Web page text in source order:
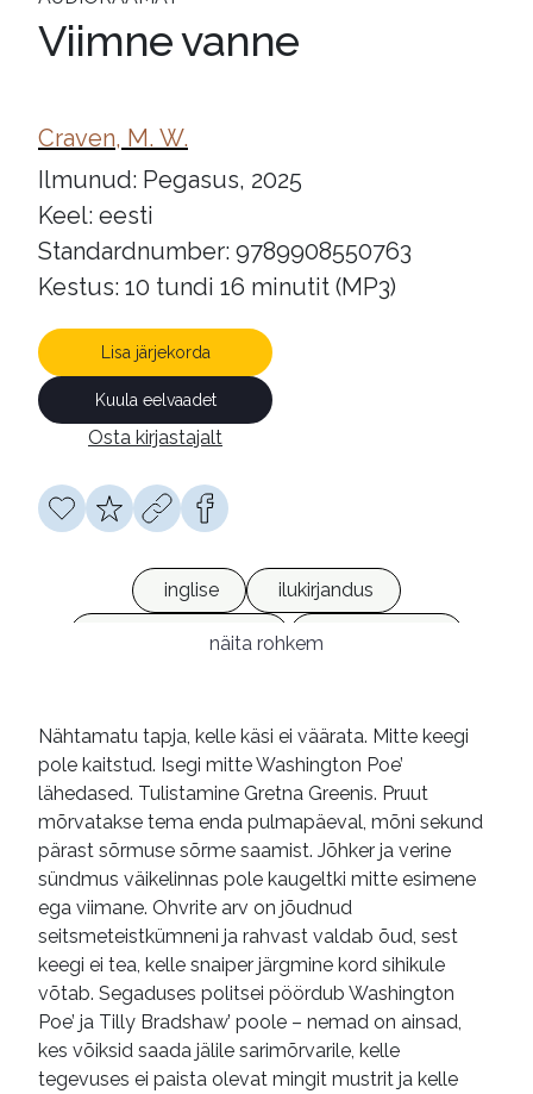
Viimne vanne
Craven, M. W.
Ilmunud: Pegasus, 2025
Keel: eesti
Standardnumber: 9789908550763
Kestus: 10 tundi 16 minutit (MP3)
Lisa järjekorda
Kuula eelvaadet
Osta kirjastajalt
inglise
ilukirjandus
kriminaalromaanid
heliraamatud
näita rohkem
Nähtamatu tapja, kelle käsi ei väärata. Mitte keegi
pole kaitstud. Isegi mitte Washington Poe’
lähedased. Tulistamine Gretna Greenis. Pruut
mõrvatakse tema enda pulmapäeval, mõni sekund
pärast sõrmuse sõrme saamist. Jõhker ja verine
sündmus väikelinnas pole kaugeltki mitte esimene
ega viimane. Ohvrite arv on jõudnud
seitsmeteistkümneni ja rahvast valdab õud, sest
keegi ei tea, kelle snaiper järgmine kord sihikule
võtab. Segaduses politsei pöördub Washington
Poe’ ja Tilly Bradshaw’ poole – nemad on ainsad,
kes võiksid saada jälile sarimõrvarile, kelle
tegevuses ei paista olevat mingit mustrit ja kelle